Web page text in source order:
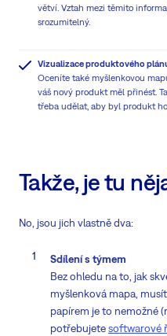
větví. Vztah mezi těmito
srozumitelný.
Vizualizace produktového
Oceníte také myšlenkovou
váš nový produkt měl přinést.
třeba udělat, aby byl produkt
Takže, je tu
No, jsou jich vlastně dva:
Sdílení s týmem
Bez ohledu na to, jak
myšlenková mapa,
papírem je to nemožné
potřebujetesoftwarové